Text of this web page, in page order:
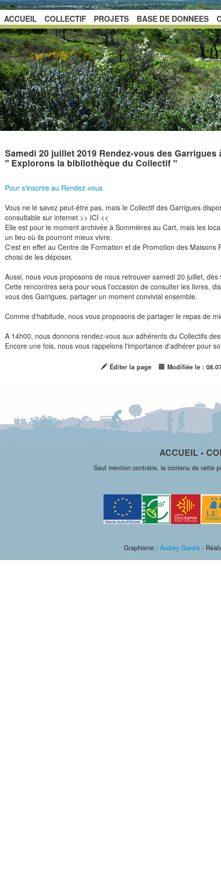
ACCUEIL COLLECTIF PROJETS BASE DE DONNEES
Samedi 20 juillet 2019 Rendez-vous des Garrigues
" Explorons la bibliothèque du Collectif "
Pour s'inscrire au Rendez-vous
Vous ne le savez peut-être pas, mais le Collectif des Garrigues
consultable sur internet >> ICI <<
Elle est pour le moment archivée à Sommières au Cart, mais les
un lieu où ils pourront mieux vivre.
C'est en effet au Centre de Formation et de Promotion des
choisi de les déposer.
Aussi, nous vous proposons de nous retrouver samedi 20 juillet,
Cette rencontres sera pour vous l'occasion de consulter les livres,
vous des Garrigues, partager un moment convivial ensemble.
Comme d'habitude, nous vous proposons de partager le repas de
A 14h00, nous donnons rendez-vous aux adhérents du Collectifs
Encore une fois, nous vous rappelons l'importance d'adhérer pour
Éditer la page Modifiée le :
ACCUEIL -
Sauf mention contraire, le contenu de cette
Graphisme : Audrey Gardia -